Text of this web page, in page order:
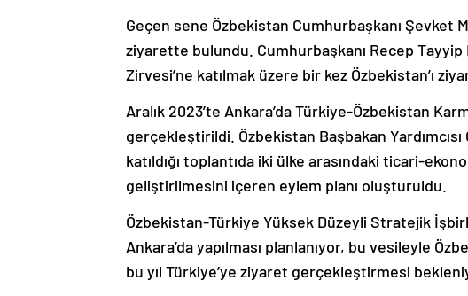
Geçen sene Özbekistan Cumhurbaşkanı Şevket
ziyarette bulundu. Cumhurbaşkanı Recep
Zirvesi’ne katılmak üzere bir kez Özbekistan’ı
Aralık 2023’te Ankara’da Türkiye-Özbekistan
gerçekleştirildi. Özbekistan Başbakan
katıldığı toplantıda iki ülke arasındaki ticari-
geliştirilmesini içeren eylem planı oluşturuldu.
Özbekistan-Türkiye Yüksek Düzeyli Stratejik
Ankara’da yapılması planlanıyor, bu vesileyle
bu yıl Türkiye’ye ziyaret gerçekleştirmesi